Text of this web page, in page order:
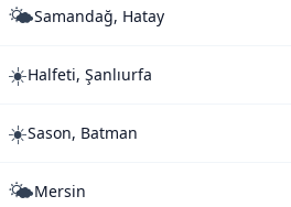
🌤️Samandağ, Hatay
☀️Halfeti, Şanlıurfa
☀️Sason, Batman
🌤️Mersin